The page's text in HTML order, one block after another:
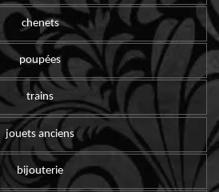
chenets
poupées
trains
jouets anciens
bijouterie